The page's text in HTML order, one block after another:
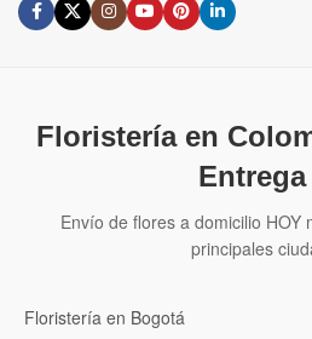
Floristería en
Entrega
Envío de flores a domicilio HOY
principales
Floristería en Bogotá